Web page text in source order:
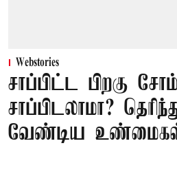
Webstories
சாப்பிட்ட பிறகு
சாப்பிடலாமா?
வேண்டிய